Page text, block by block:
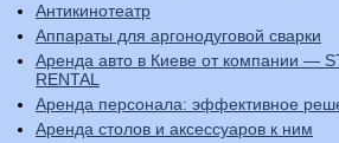
Антикинотеатр
Аппараты для аргонодуговой сварки
Аренда авто в Киеве от компании —
RENTAL
Аренда персонала: эффективное
Аренда столов и аксессуаров к ним